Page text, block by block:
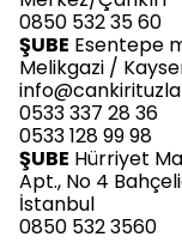
0850 532 35 60
ŞUBE Esentepe
Melikgazi /
0533 337 28 36
0533 128 99 98
ŞUBE Hürriyet
Apt., No 4
İstanbul
0850 532 3560